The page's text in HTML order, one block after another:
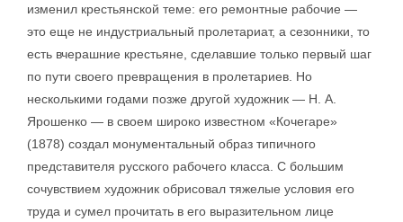
изменил крестьянской теме: его ремонтные рабочие —
это еще не индустриальный пролетариат, а сезонники, то
есть вчерашние крестьяне, сделавшие только первый шаг
по пути своего превращения в пролетариев. Но
несколькими годами позже другой художник — Н. А.
Ярошенко — в своем широко известном «Кочегаре»
(1878) создал монументальный образ типичного
представителя русского рабочего класса. С большим
сочувствием художник обрисовал тяжелые условия его
труда и сумел прочитать в его выразительном лице